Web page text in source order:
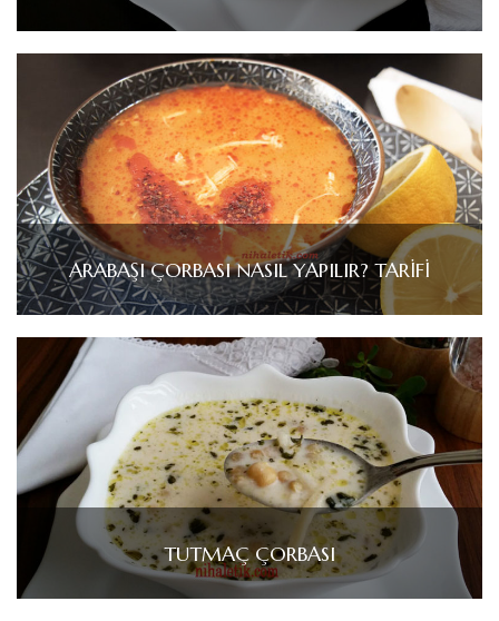
ARABAŞI ÇORBASI NASIL YAPILIR? TARİFİ
TUTMAÇ ÇORBASI